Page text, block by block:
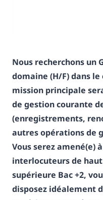
Nous recherchons un
domaine (H/F) dans le
mission principale
de gestion courante
(enregistrements,
autres opérations de
Vous serez amené(e)
interlocuteurs de
supérieure Bac +2,
disposez idéalement